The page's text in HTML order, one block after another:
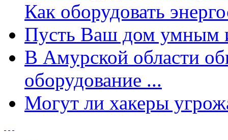
Как оборудовать
Пусть Ваш дом умным
В Амурской области
оборудование ...
Могут ли хакеры